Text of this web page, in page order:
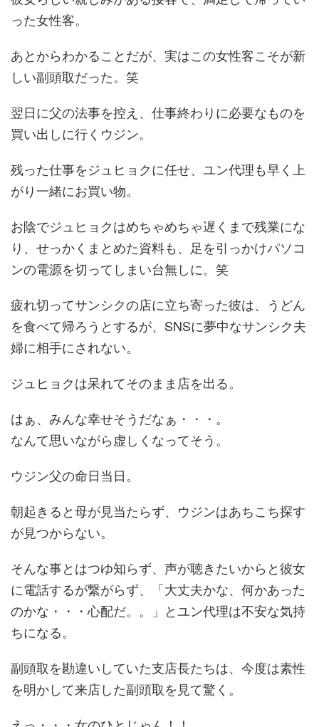
った女性客。
あとからわかることだが、実はこの女性客こそが新
しい副頭取だった。笑
翌日に父の法事を控え、仕事終わりに必要なものを
買い出しに行くウジン。
残った仕事をジュヒョクに任せ、ユン代理も早く上
がり一緒にお買い物。
お陰でジュヒョクはめちゃめちゃ遅くまで残業にな
り、せっかくまとめた資料も、足を引っかけパソコ
ンの電源を切ってしまい台無しに。笑
疲れ切ってサンシクの店に立ち寄った彼は、うどん
を食べて帰ろうとするが、SNSに夢中なサンシク夫
婦に相手にされない。
ジュヒョクは呆れてそのまま店を出る。
はぁ、みんな幸せそうだなぁ・・・。
なんて思いながら虚しくなってそう。
ウジン父の命日当日。
朝起きると母が見当たらず、ウジンはあちこち探す
が見つからない。
そんな事とはつゆ知らず、声が聴きたいからと彼女
に電話するが繋がらず、
「大丈夫かな、何かあった
のかな・・・心配だ。。」 とユン代理は不安な気持
ちになる。
副頭取を勘違いしていた支店長たちは、今度は素性
を明かして来店した副頭取を見て驚く。